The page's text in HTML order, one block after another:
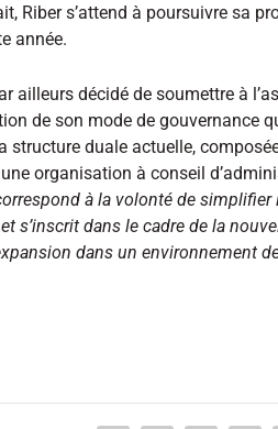
Riber s’attend à poursuivre sa
année.
ailleurs décidé de soumettre à
de son mode de gouvernance
structure duale actuelle,
organisation à conseil
à la volonté de simplifier
s’inscrit dans le cadre de la
dans un environnement